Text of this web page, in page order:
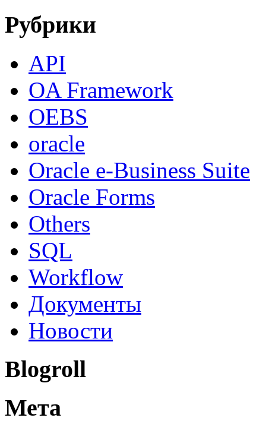
Рубрики
API
OA Framework
OEBS
oracle
Oracle e-Business Suite
Oracle Forms
Others
SQL
Workflow
Документы
Новости
Blogroll
Мета